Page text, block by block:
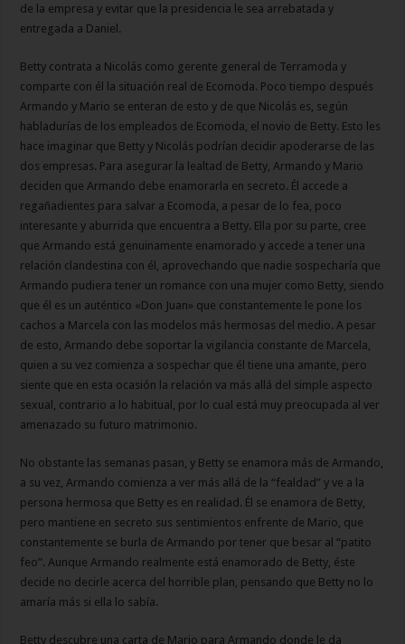
de la empresa y evitar que la presidencia le sea arrebatada y
entregada a Daniel.
Betty contrata a Nicolás como gerente general de Terramoda y
comparte con él la situación real de Ecomoda. Poco tiempo después
Armando y Mario se enteran de esto y de que Nicolás es, según
habladurías de los empleados de Ecomoda, el novio de Betty. Esto les
hace imaginar que Betty y Nicolás podrían decidir apoderarse de las
dos empresas. Para asegurar la lealtad de Betty, Armando y Mario
deciden que Armando debe enamorarla en secreto. Él accede a
regañadientes para salvar a Ecomoda, a pesar de lo fea, poco
interesante y aburrida que encuentra a Betty. Ella por su parte, cree
que Armando está genuinamente enamorado y accede a tener una
relación clandestina con él, aprovechando que nadie sospecharía que
Armando pudiera tener un romance con una mujer como Betty, siendo
que él es un auténtico «Don Juan» que constantemente le pone los
cachos a Marcela con las modelos más hermosas del medio. A pesar
de esto, Armando debe soportar la vigilancia constante de Marcela,
quien a su vez comienza a sospechar que él tiene una amante, pero
siente que en esta ocasión la relación va más allá del simple aspecto
sexual, contrario a lo habitual, por lo cual está muy preocupada al ver
amenazado su futuro matrimonio.
No obstante las semanas pasan, y Betty se enamora más de Armando,
a su vez, Armando comienza a ver más allá de la “fealdad” y ve a la
persona hermosa que Betty es en realidad. Él se enamora de Betty,
pero mantiene en secreto sus sentimientos enfrente de Mario, que
constantemente se burla de Armando por tener que besar al “patito
feo”. Aunque Armando realmente está enamorado de Betty, éste
decide no decirle acerca del horrible plan, pensando que Betty no lo
amaría más si ella lo sabía.
Betty descubre una carta de Mario para Armando donde le da